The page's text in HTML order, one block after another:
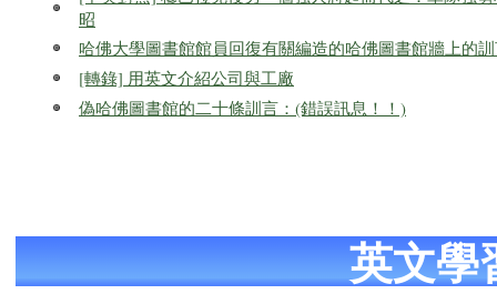
昭
哈佛大學圖書館館員回復有關編造的哈佛圖書館牆上的
[轉錄] 用英文介紹公司與工廠
偽哈佛圖書館的二十條訓言：(錯誤訊息！！)
英文學